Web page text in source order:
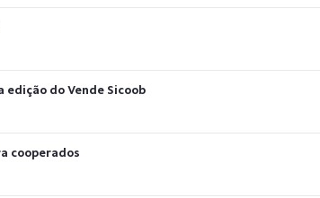
edição do Vende Sicoob
cooperados